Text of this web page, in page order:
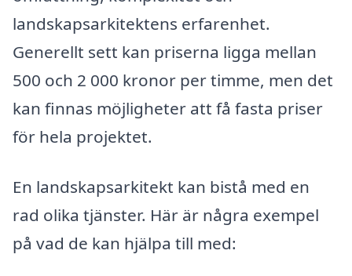
landskapsarkitektens erfarenhet.
Generellt sett kan priserna ligga mellan
500 och 2 000 kronor per timme, men det
kan finnas möjligheter att få fasta priser
för hela projektet.
En landskapsarkitekt kan bistå med en
rad olika tjänster. Här är några exempel
på vad de kan hjälpa till med: